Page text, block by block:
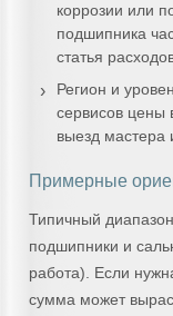
коррозии или
подшипника
статья
Регион и
сервисов
выезд мастера
Примерные
Типичный
подшипники и
работа). Если
сумма может